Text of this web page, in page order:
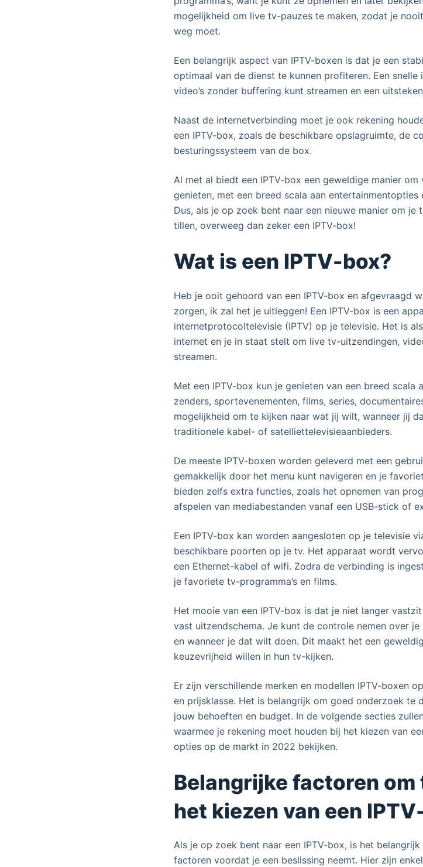
mogelijkheid om live tv-pauzes te maken, zodat je
weg moet.
Een belangrijk aspect van IPTV-boxen is dat je een
optimaal van de dienst te kunnen profiteren. Een
video’s zonder buffering kunt streamen en een
Naast de internetverbinding moet je ook rekening
een IPTV-box, zoals de beschikbare opslagruimte, de
besturingssysteem van de box.
Al met al biedt een IPTV-box een geweldige manier
genieten, met een breed scala aan
Dus, als je op zoek bent naar een nieuwe manier om
tillen, overweeg dan zeker een IPTV-box!
Wat is een IPTV-box?
Heb je ooit gehoord van een IPTV-box en afgevraagd
zorgen, ik zal het je uitleggen! Een IPTV-box is een
internetprotocoltelevisie (IPTV) op je televisie. Het is
internet en je in staat stelt om live tv-uitzendingen,
streamen.
Met een IPTV-box kun je genieten van een breed
zenders, sportevenementen, films, series,
mogelijkheid om te kijken naar wat jij wilt, wanneer jij
traditionele kabel- of satelliettelevisieaanbieders.
De meeste IPTV-boxen worden geleverd met een
gemakkelijk door het menu kunt navigeren en je
bieden zelfs extra functies, zoals het opnemen van
afspelen van mediabestanden vanaf een USB-stick of
Een IPTV-box kan worden aangesloten op je televisie
beschikbare poorten op je tv. Het apparaat wordt
een Ethernet-kabel of wifi. Zodra de verbinding is
je favoriete tv-programma’s en films.
Het mooie van een IPTV-box is dat je niet langer
vast uitzendschema. Je kunt de controle nemen over
en wanneer je dat wilt doen. Dit maakt het een
keuzevrijheid willen in hun tv-kijken.
Er zijn verschillende merken en modellen IPTV-boxen
en prijsklasse. Het is belangrijk om goed onderzoek te
jouw behoeften en budget. In de volgende secties
waarmee je rekening moet houden bij het kiezen van
opties op de markt in 2022 bekijken.
Belangrijke factoren om
het kiezen van een
Als je op zoek bent naar een IPTV-box, is het
factoren voordat je een beslissing neemt. Hier zijn